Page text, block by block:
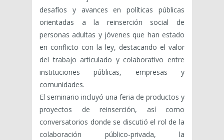
desafíos y avances en políticas públicas
orientadas a la reinserción social de
personas adultas y jóvenes que han estado
en conflicto con la ley, destacando el valor
del trabajo articulado y colaborativo entre
instituciones públicas, empresas y
comunidades.
El seminario incluyó una feria de productos y
proyectos de reinserción, así como
conversatorios donde se discutió el rol de la
colaboración público-privada, la